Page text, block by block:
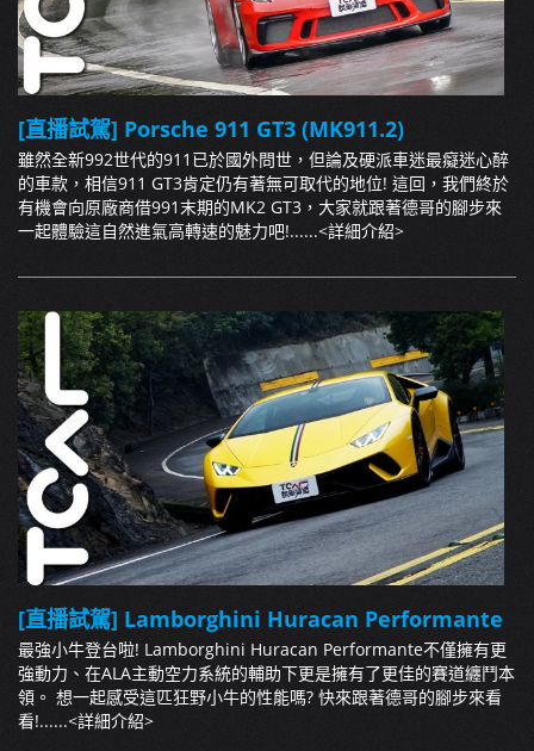
[直播試駕] Porsche 911 GT3 (MK911.2)
雖然全新992世代的911已於國外問世，但論及硬派車迷最癡迷心醉
的車款，相信911 GT3肯定仍有著無可取代的地位! 這回，我們終於
有機會向原廠商借991末期的MK2 GT3，大家就跟著德哥的腳步來
一起體驗這自然進氣高轉速的魅力吧!......<詳細介紹>
[直播試駕] Lamborghini Huracan Performante
最強小牛登台啦! Lamborghini Huracan Performante不僅擁有更
強動力、在ALA主動空力系統的輔助下更是擁有了更佳的賽道纏鬥本
領。 想一起感受這匹狂野小牛的性能嗎? 快來跟著德哥的腳步來看
看!......<詳細介紹>